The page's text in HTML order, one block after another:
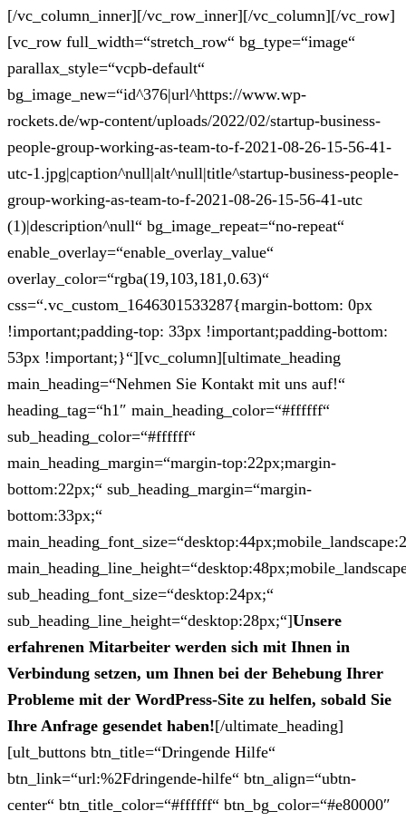
[/vc_column_inner][/vc_row_inner][/vc_column][/vc_row]
[vc_row full_width=“stretch_row“ bg_type=“image“
parallax_style=“vcpb-default“
bg_image_new=“id^376|url^https://www.wp-
rockets.de/wp-content/uploads/2022/02/startup-business-
people-group-working-as-team-to-f-2021-08-26-15-56-41-
utc-1.jpg|caption^null|alt^null|title^startup-business-people-
group-working-as-team-to-f-2021-08-26-15-56-41-utc
(1)|description^null“ bg_image_repeat=“no-repeat“
enable_overlay=“enable_overlay_value“
overlay_color=“rgba(19,103,181,0.63)“
css=“.vc_custom_1646301533287{margin-bottom: 0px
!important;padding-top: 33px !important;padding-bottom:
53px !important;}“][vc_column][ultimate_heading
main_heading=“Nehmen Sie Kontakt mit uns auf!“
heading_tag=“h1″ main_heading_color=“#ffffff“
sub_heading_color=“#ffffff“
main_heading_margin=“margin-top:22px;margin-
bottom:22px;“ sub_heading_margin=“margin-
bottom:33px;“
sub_heading_font_size=“desktop:24px;“
sub_heading_line_height=“desktop:28px;“]Unsere
erfahrenen Mitarbeiter werden sich mit Ihnen in
Verbindung setzen, um Ihnen bei der Behebung Ihrer
Probleme mit der WordPress-Site zu helfen, sobald Sie
Ihre Anfrage gesendet haben![/ultimate_heading]
[ult_buttons btn_title=“Dringende Hilfe“
btn_link=“url:%2Fdringende-hilfe“ btn_align=“ubtn-
center“ btn_title_color=“#ffffff“ btn_bg_color=“#e80000″